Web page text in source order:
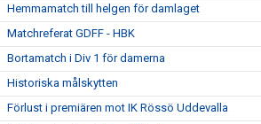
Hemmamatch till helgen för damlaget
Matchreferat GDFF - HBK
Bortamatch i Div 1 för damerna
Historiska målskytten
Förlust i premiären mot IK Rössö Uddevalla